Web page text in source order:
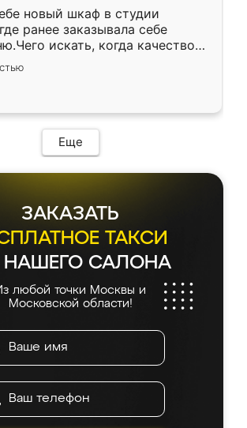
новый шкаф в студии
ранее заказывала себе
искать, когда качеством
Служит кухня уже почти
нет.
Еще
ЗАКАЗАТЬ
ТАКСИ
САЛОНА
любой точки Москвы и
Московской области!